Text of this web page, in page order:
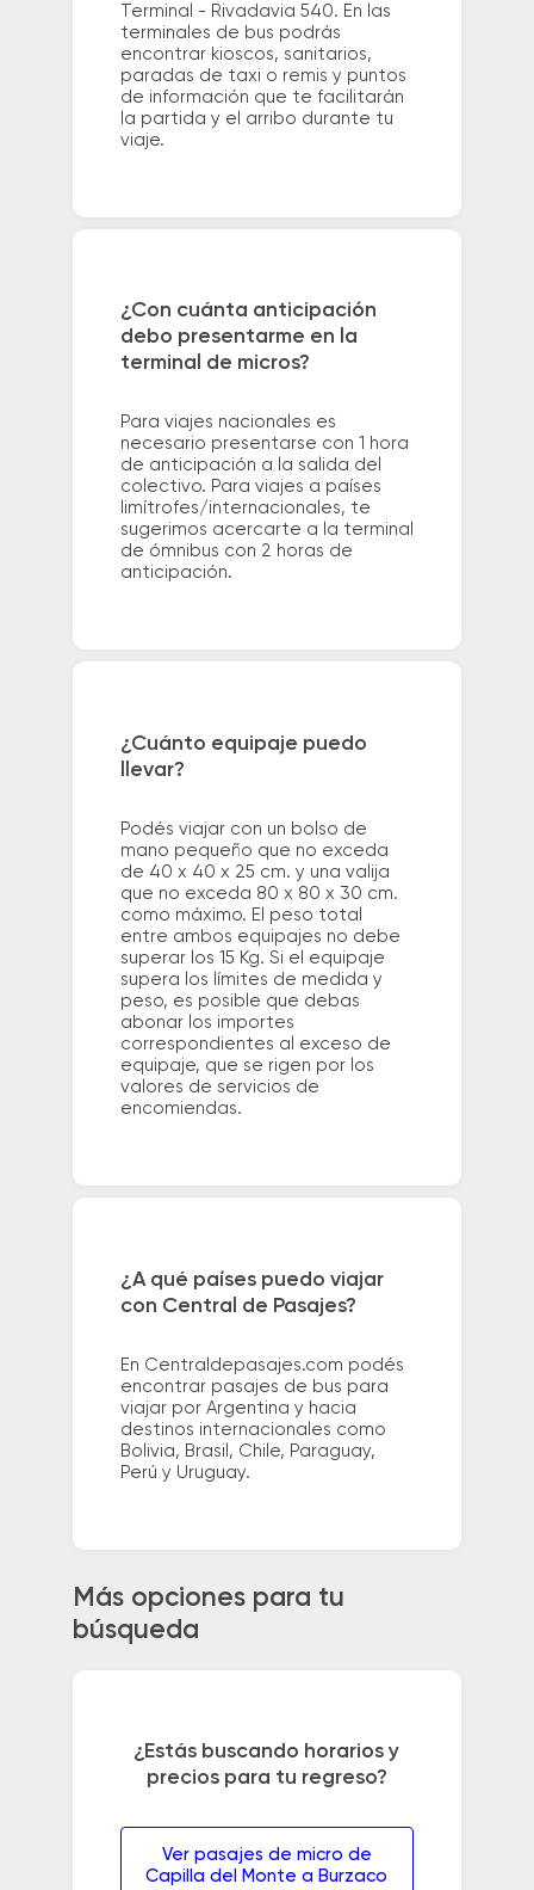
Terminal - Rivadavia 540. En las
terminales de bus podrás
encontrar kioscos, sanitarios,
paradas de taxi o remis y puntos
de información que te facilitarán
la partida y el arribo durante tu
viaje.
¿Con cuánta anticipación
debo presentarme en la
terminal de micros?
Para viajes nacionales es
necesario presentarse con 1 hora
de anticipación a la salida del
colectivo. Para viajes a países
limítrofes/internacionales, te
sugerimos acercarte a la terminal
de ómnibus con 2 horas de
anticipación.
¿Cuánto equipaje puedo
llevar?
Podés viajar con un bolso de
mano pequeño que no exceda
de 40 x 40 x 25 cm. y una valija
que no exceda 80 x 80 x 30 cm.
como máximo. El peso total
entre ambos equipajes no debe
superar los 15 Kg. Si el equipaje
supera los límites de medida y
peso, es posible que debas
abonar los importes
correspondientes al exceso de
equipaje, que se rigen por los
valores de servicios de
encomiendas.
¿A qué países puedo viajar
con Central de Pasajes?
En Centraldepasajes.com podés
encontrar pasajes de bus para
viajar por Argentina y hacia
destinos internacionales como
Bolivia, Brasil, Chile, Paraguay,
Perú y Uruguay.
Más opciones para tu
búsqueda
¿Estás buscando horarios y
precios para tu regreso?
Ver pasajes de micro de
Capilla del Monte a Burzaco